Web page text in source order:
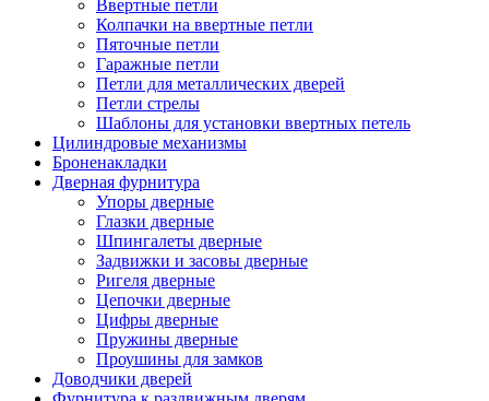
Ввертные петли
Колпачки на ввертные петли
Пяточные петли
Гаражные петли
Петли для металлических дверей
Петли стрелы
Шаблоны для установки ввертных петель
Цилиндровые механизмы
Броненакладки
Дверная фурнитура
Упоры дверные
Глазки дверные
Шпингалеты дверные
Задвижки и засовы дверные
Ригеля дверные
Цепочки дверные
Цифры дверные
Пружины дверные
Проушины для замков
Доводчики дверей